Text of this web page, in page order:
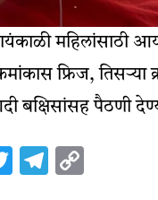
महिलांसाठी
फ्रिज,
बक्षिसांसह पैठणी
TwitterTelegram